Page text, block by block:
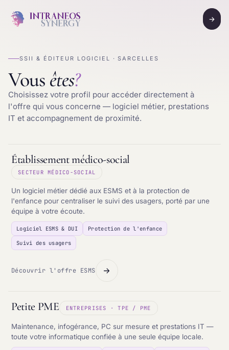
→
SSII & ÉDITEUR LOGICIEL · SARCELLES
Vous êtes?
Choisissez votre profil pour accéder directement à
l'offre qui vous concerne — logiciel métier, prestations
IT et accompagnement de proximité.
Établissement médico-social
SECTEUR MÉDICO-SOCIAL
Un logiciel métier dédié aux ESMS et à la protection de
l'enfance pour centraliser le suivi des usagers, porté par une
équipe à votre écoute.
Logiciel ESMS & DUI
Protection de l'enfance
Suivi des usagers
Découvrir l'offre ESMS
Petite PME ENTREPRISES · TPE / PME
Maintenance, infogérance, PC sur mesure et prestations IT —
toute votre informatique confiée à une seule équipe locale.